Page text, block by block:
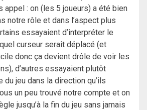
appel : on (les 5 joueurs) a été bien
notre rôle et dans l’aspect plus
essayaient d’interpréter le
curseur serait déplacé (et
donc ça devient drôle de voir les
d’autres essayaient plutôt
du jeu dans la direction qu’ils
un peu trouvé notre compte et on
jusqu’à la fin du jeu sans jamais